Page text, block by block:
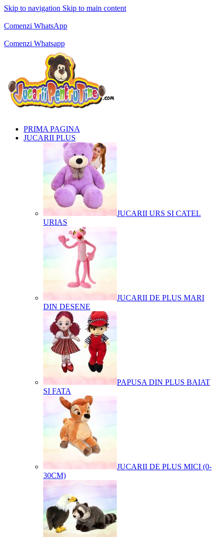
Skip to navigation Skip to main content
Comenzi WhatsApp
Comenzi Whatsapp
PRIMA PAGINA
JUCARII PLUS
JUCARII URS SI CATEL
URIAS
JUCARII DE PLUS MARI
DIN DESENE
PAPUSA DIN PLUS BAIAT
SI FATA
JUCARII DE PLUS MICI (0-
30CM)